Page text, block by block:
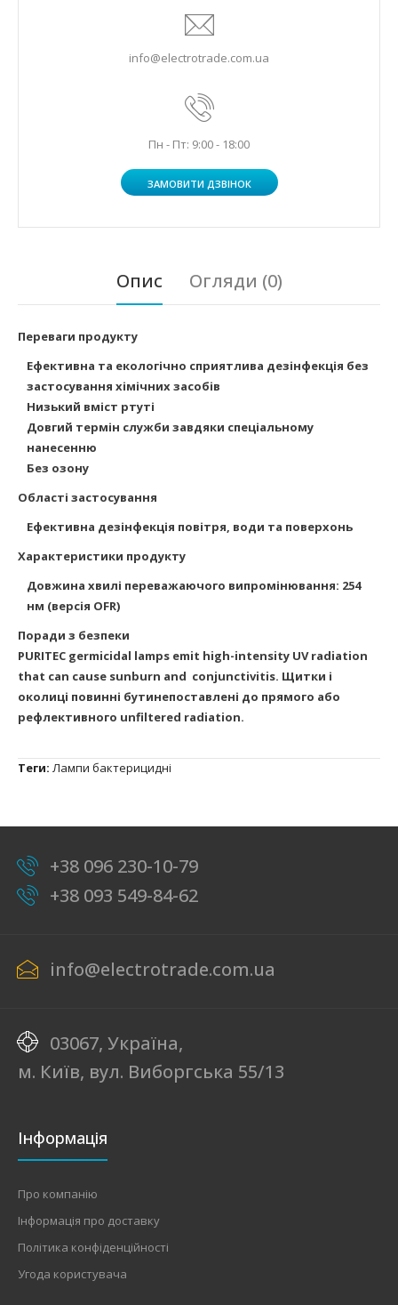
info@electrotrade.com.ua
Пн - Пт: 9:00 - 18:00
ЗАМОВИТИ ДЗВІНОК
Опис Огляди (0)
Переваги продукту
Ефективна та екологічно сприятлива дезінфекція без
застосування хімічних засобів
Низький вміст ртуті
Довгий термін служби завдяки спеціальному
нанесенню
Без озону
Області застосування
Ефективна дезінфекція повітря, води та поверхонь
Характеристики продукту
Довжина хвилі переважаючого випромінювання: 254
нм (версія OFR)
Поради з безпеки
PURITEC germicidal lamps emit high-intensity UV radiation
that can cause sunburn and conjunctivitis. Щитки і
околиці повинні бутинепоставлені до прямого або
рефлективного unfiltered radiation.
Теги: Лампи бактерицидні
+38 096 230-10-79
+38 093 549-84-62
info@electrotrade.com.ua
03067, Україна,
м. Київ, вул. Виборгська 55/13
Інформація
Про компанію
Інформація про доставку
Політика конфіденційності
Угода користувача